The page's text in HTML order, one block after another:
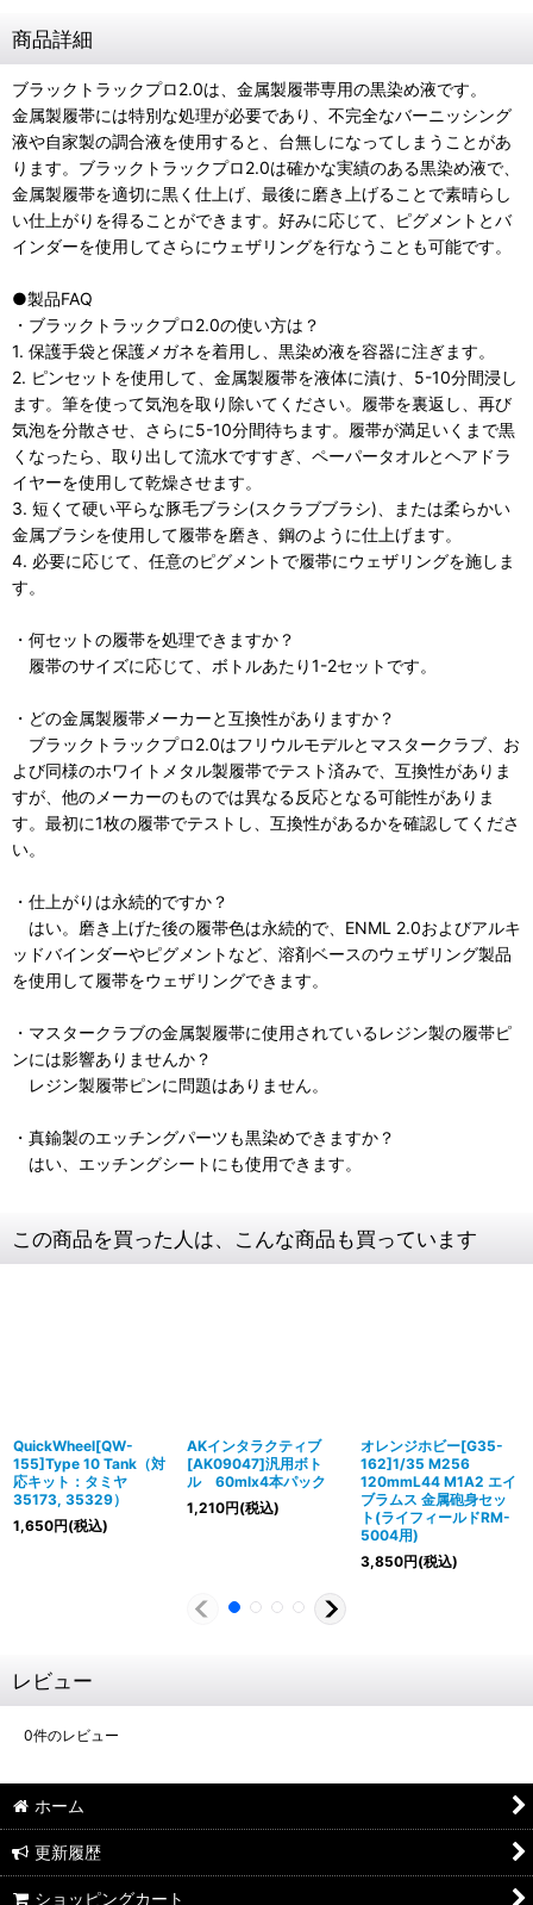
商品詳細
ブラックトラックプロ2.0は、金属製履帯専用の黒染め液です。
金属製履帯には特別な処理が必要であり、不完全なバーニッシング
液や自家製の調合液を使用すると、台無しになってしまうことがあ
ります。ブラックトラックプロ2.0は確かな実績のある黒染め液で、
金属製履帯を適切に黒く仕上げ、最後に磨き上げることで素晴らし
い仕上がりを得ることができます。好みに応じて、ピグメントとバ
インダーを使用してさらにウェザリングを行なうことも可能です。
●製品FAQ
・ブラックトラックプロ2.0の使い方は？
1. 保護手袋と保護メガネを着用し、黒染め液を容器に注ぎます。
2. ピンセットを使用して、金属製履帯を液体に漬け、5-10分間浸し
ます。筆を使って気泡を取り除いてください。履帯を裏返し、再び
気泡を分散させ、さらに5-10分間待ちます。履帯が満足いくまで黒
くなったら、取り出して流水ですすぎ、ペーパータオルとヘアドラ
イヤーを使用して乾燥させます。
3. 短くて硬い平らな豚毛ブラシ(スクラブブラシ)、または柔らかい
金属ブラシを使用して履帯を磨き、鋼のように仕上げます。
4. 必要に応じて、任意のピグメントで履帯にウェザリングを施しま
す。
・何セットの履帯を処理できますか？
履帯のサイズに応じて、ボトルあたり1-2セットです。
・どの金属製履帯メーカーと互換性がありますか？
ブラックトラックプロ2.0はフリウルモデルとマスタークラブ、お
よび同様のホワイトメタル製履帯でテスト済みで、互換性がありま
すが、他のメーカーのものでは異なる反応となる可能性がありま
す。最初に1枚の履帯でテストし、互換性があるかを確認してくださ
い。
・仕上がりは永続的ですか？
はい。磨き上げた後の履帯色は永続的で、ENML 2.0およびアルキ
ッドバインダーやピグメントなど、溶剤ベースのウェザリング製品
を使用して履帯をウェザリングできます。
・マスタークラブの金属製履帯に使用されているレジン製の履帯ピ
ンには影響ありませんか？
レジン製履帯ピンに問題はありません。
・真鍮製のエッチングパーツも黒染めできますか？
はい、エッチングシートにも使用できます。
この商品を買った人は、こんな商品も買っています
QuickWheel[QW-
155]Type 10 Tank（対
応キット：タミヤ
35173, 35329）
1,650円(税込)
AKインタラクティブ
[AK09047]汎用ボト
ル 60mlx4本パック
1,210円(税込)
オレンジホビー[G35-
162]1/35 M256
120mmL44 M1A2 エイ
ブラムス 金属砲身セッ
ト(ライフィールドRM-
5004用)
3,850円(税込)
レビュー
0件のレビュー
ホーム
更新履歴
ショッピングカート